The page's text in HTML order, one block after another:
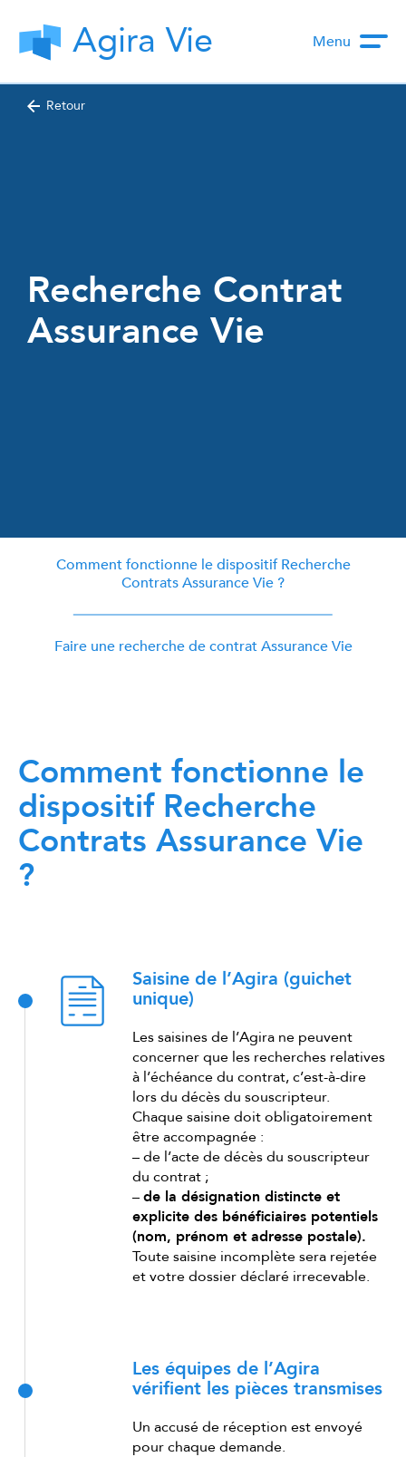
Agira Vie Menu
Retour
Recherche Contrat
Assurance Vie
Comment fonctionne le dispositif Recherche
Contrats Assurance Vie ?
Faire une recherche de contrat Assurance Vie
Comment fonctionne le
dispositif Recherche
Contrats Assurance Vie
?
Saisine de l’Agira (guichet
unique)
Les saisines de l’Agira ne peuvent
concerner que les recherches relatives
à l’échéance du contrat, c’est-à-dire
lors du décès du souscripteur.
Chaque saisine doit obligatoirement
être accompagnée :
– de l’acte de décès du souscripteur
du contrat ;
–de la désignation distincte et
explicite des bénéficiaires potentiels
(nom, prénom et adresse postale).
Toute saisine incomplète sera rejetée
et votre dossier déclaré irrecevable.
Les équipes de l’Agira
vérifient les pièces transmises
Un accusé de réception est envoyé
pour chaque demande.